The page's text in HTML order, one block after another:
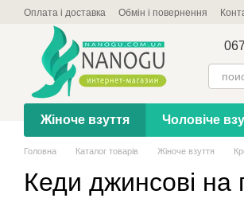
Перейти до основного контенту
Оплата і доставка Обмін і повернення
Жіноче взуття Чоловіче
Головна Каталог товарів Жіноче взуття
Кеди джинсові на